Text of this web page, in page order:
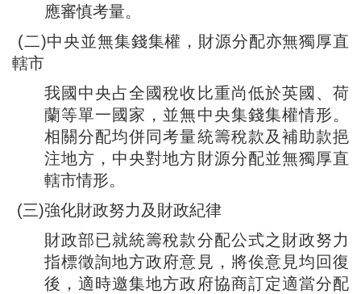
應審慎考量。
(二)中央並無集錢集權，財源分配亦無獨厚直
轄市
我國中央占全國稅收比重尚低於英國、荷
蘭等單一國家，並無中央集錢集權情形。
相關分配均併同考量統籌稅款及補助款挹
注地方，中央對地方財源分配並無獨厚直
轄市情形。
(三)強化財政努力及財政紀律
財政部已就統籌稅款分配公式之財政努力
指標徵詢地方政府意見，將俟意見均回復
後，適時邀集地方政府協商訂定適當分配